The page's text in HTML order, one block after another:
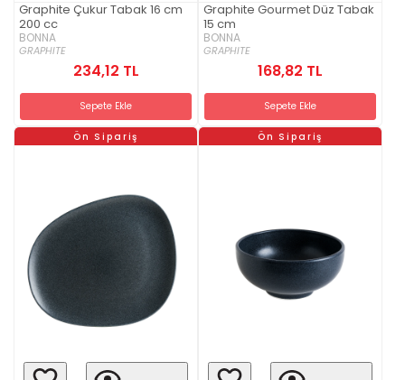
Graphite Çukur Tabak 16 cm
200 cc
BONNA
GRAPHITE
234,12 TL
Sepete Ekle
Graphite Gourmet Düz Tabak
15 cm
BONNA
GRAPHITE
168,82 TL
Sepete Ekle
Ön Sipariş Ön Sipariş